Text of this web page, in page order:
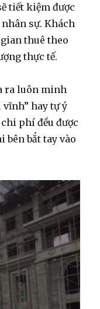
tiết kiệm được
sự. Khách
thuê theo
thực tế.
ra luôn minh
hay tự ý
phí đều được
bên bắt tay vào